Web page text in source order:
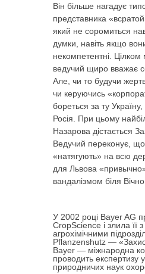
Він більше нагадує
представника
який не соромиться
думки, навіть якщо
некомпетентні.
ведучий щиро вважає
Але, чи то будучи
чи керуючись
бореться за ту
Росія. При цьому
Назарова дістається
Ведучий переконує, що
«натягують» на всю
для Львова
вандалізмом біля
У 2002 році Bayer AG
CropScience і злила її
агрохімічними
Pflanzenshutz —
Bayer — міжнародна
проводить експертизу
природничих наук